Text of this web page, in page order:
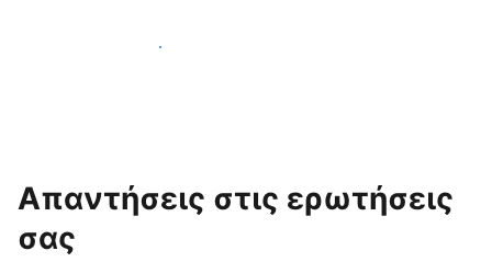
Γίνετε κι εσείς οικοδεσπότης
Απαντήσεις στις ερωτήσεις
σας